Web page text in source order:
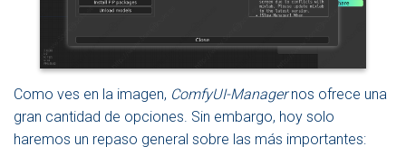
Como ves en la imagen, ComfyUI-Managernos ofrece una
gran cantidad de opciones. Sin embargo, hoy solo
haremos un repaso general sobre las más importantes: